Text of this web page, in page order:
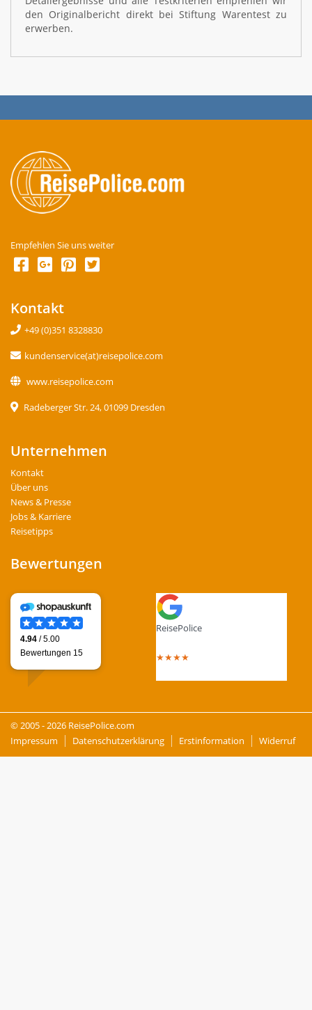
den Originalbericht direkt bei Stiftung Warentest zu
erwerben.
Empfehlen Sie uns weiter
Kontakt
+49 (0)351 8328830
kundenservice(at)reisepolice.com
www.reisepolice.com
Radeberger Str. 24, 01099 Dresden
Unternehmen
Kontakt
Über uns
News & Presse
Jobs & Karriere
Reisetipps
Bewertungen
ReisePolice
★★★★
© 2005 - 2026 ReisePolice.com
Impressum
Datenschutzerklärung Erstinformation Widerruf